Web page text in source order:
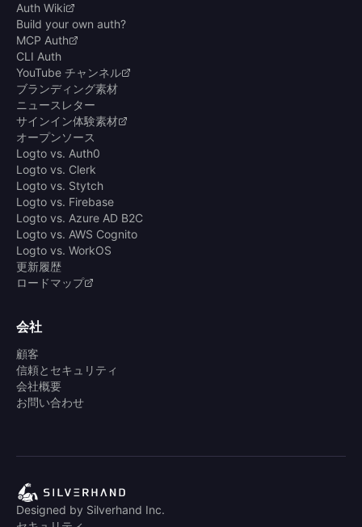
Auth Wiki
Build your own auth?
MCP Auth
CLI Auth
YouTube チャンネル
ブランディング素材
ニュースレター
サインイン体験素材
オープンソース
Logto vs. Auth0
Logto vs. Clerk
Logto vs. Stytch
Logto vs. Firebase
Logto vs. Azure AD B2C
Logto vs. AWS Cognito
Logto vs. WorkOS
更新履歴
ロードマップ
会社
顧客
信頼とセキュリティ
会社概要
お問い合わせ
Designed by Silverhand Inc.